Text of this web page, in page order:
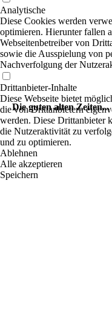
Die guten alten Zeiten...
Analytische
Diese Cookies werden
optimieren. Hierunter fallen
Webseitenbetreiber von
sowie die Ausspielung von
Nachverfolgung der
Drittanbieter-Inhalte
Diese Webseite bietet
die von Drittanbietern
werden. Diese Drittanbieter
die Nutzeraktivität zu
und zu optimieren.
Ablehnen
Alle akzeptieren
Speichern